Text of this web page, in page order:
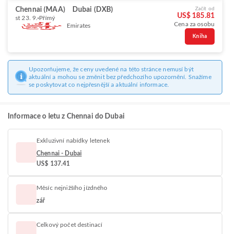
Chennai (MAA) Dubai (DXB)
st 23. 9. Přímý
Emirates
Začít od
US$ 185.81
Cena za osobu
Kniha
Upozorňujeme, že ceny uvedené na této stránce nemusí být
aktuální a mohou se změnit bez předchozího upozornění. Snažíme
se poskytovat co nejpřesnější a aktuální informace.
Informace o letu z Chennai do Dubai
Exkluzivní nabídky letenek
Chennai - Dubai
US$ 137.41
Měsíc nejnižšího jízdného
zář
Celkový počet destinací